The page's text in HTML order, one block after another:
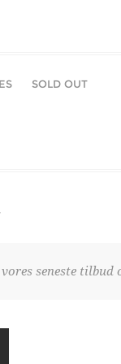
SOLD OUT
seneste tilbud